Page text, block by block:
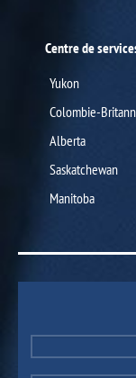
Centre de
Yukon
Colombie-
Alberta
Saskatchewan
Manitoba